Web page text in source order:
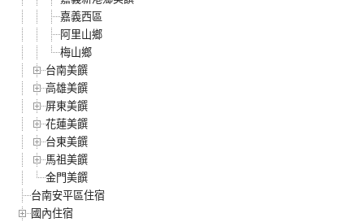
嘉義西區
阿里山鄉
梅山鄉
台南美饌
高雄美饌
屏東美饌
花蓮美饌
台東美饌
馬祖美饌
金門美饌
台南安平區住宿
國內住宿